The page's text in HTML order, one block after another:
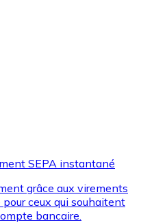
SEPA instantané
grâce aux virements
ceux qui souhaitent
bancaire.